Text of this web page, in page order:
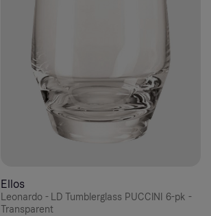
Ellos
Leonardo - LD Tumblerglass PUCCINI 6-pk -
Transparent